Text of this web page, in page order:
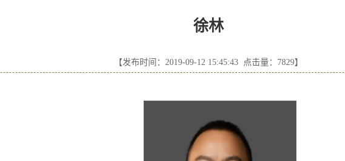
徐林
【发布时间：2019-09-12 15:45:43 点击量： 7829】